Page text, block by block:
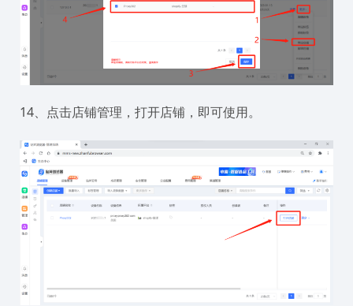
14、点击店铺管理，打开店铺，即可使用。